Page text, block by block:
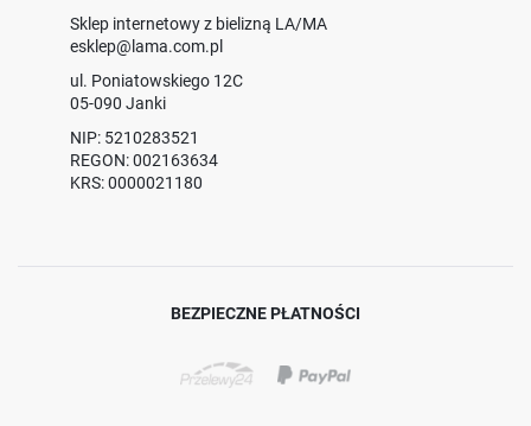
Sklep internetowy z bielizną LA/MA
esklep@lama.com.pl
ul. Poniatowskiego 12C
05-090 Janki
NIP: 5210283521
REGON: 002163634
KRS: 0000021180
BEZPIECZNE PŁATNOŚCI